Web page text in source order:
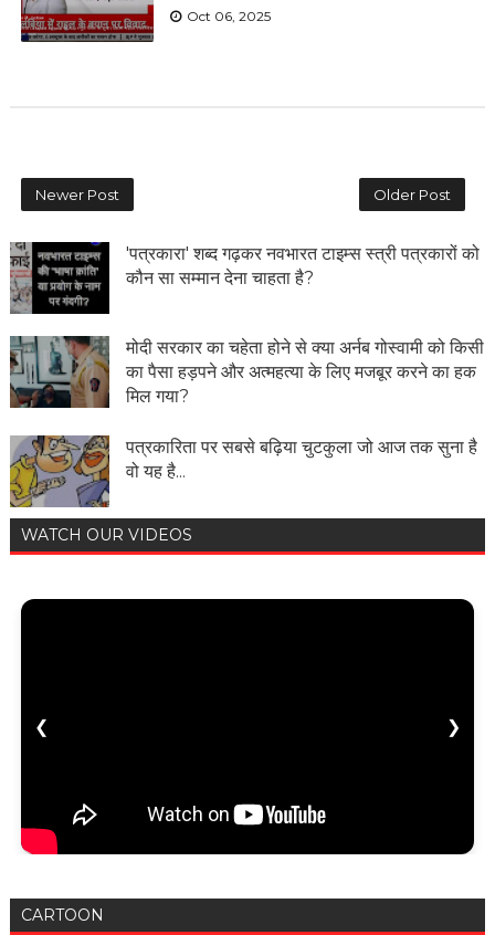
Oct 06, 2025
Newer Post Older Post
'पत्रकारा' शब्द गढ़कर नवभारत टाइम्स स्त्री पत्रकारों को
कौन सा सम्मान देना चाहता है?
मोदी सरकार का चहेता होने से क्या अर्नब गोस्वामी को किसी
का पैसा हड़पने और अत्महत्या के लिए मजबूर करने का हक
मिल गया?
पत्रकारिता पर सबसे बढ़िया चुटकुला जो आज तक सुना है
वो यह है...
WATCH OUR VIDEOS
❮ ❯
CARTOON